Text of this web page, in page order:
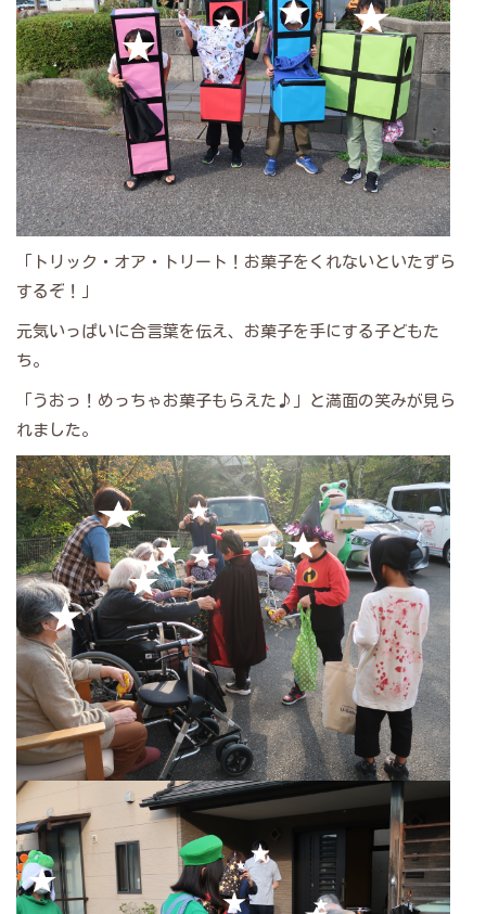
「トリック・オア・トリート！お菓子をくれないといたずら
するぞ！」
元気いっぱいに合言葉を伝え、お菓子を手にする子どもた
ち。
「うおっ！めっちゃお菓子もらえた♪」と満面の笑みが見ら
れました。